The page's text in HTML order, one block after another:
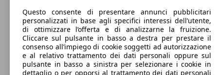
104 g/km
Emissioni di CO2 (combinato)*
Questo consente di presentare annunci pubblicitari
personalizzati in base agli specifici interessi dell’utente,
di ottimizzare l’offerta e di analizzarne la fruizione.
Cliccare sul pulsante in basso a destra per prestare il
consenso all’impiego di cookie soggetti ad autorizzazione
e al relativo trattamento dei dati personali oppure sul
pulsante in basso a sinistra per selezionare i cookie in
dettaglio o per opporsi al trattamento dei dati personali